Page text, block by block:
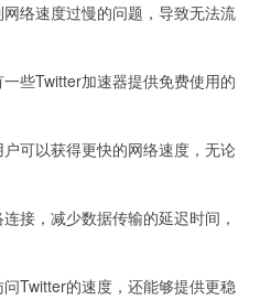
络速度过慢的问题，导致无法流
些Twitter加速器提供免费使用的
可以获得更快的网络速度，无论
，减少数据传输的延迟时间，
Twitter的速度，还能够提供更稳